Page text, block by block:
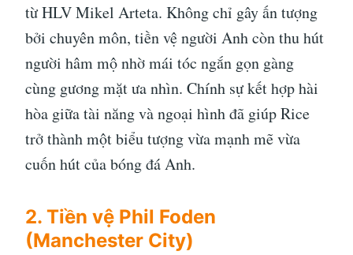
từ HLV Mikel Arteta. Không chỉ gây ấn tượng
bởi chuyên môn, tiền vệ người Anh còn thu hút
người hâm mộ nhờ mái tóc ngắn gọn gàng
cùng gương mặt ưa nhìn. Chính sự kết hợp hài
hòa giữa tài năng và ngoại hình đã giúp Rice
trở thành một biểu tượng vừa mạnh mẽ vừa
cuốn hút của bóng đá Anh.
2. Tiền vệ Phil Foden
(Manchester City)